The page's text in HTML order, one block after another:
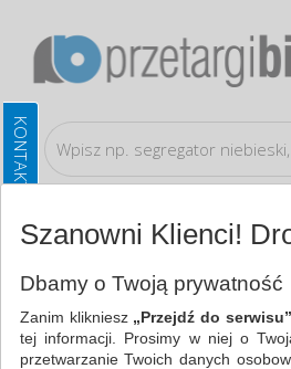
Prezentacja Akcesoria
WSZYSTKIE KATEGORIE
Szanowni Klienci!
Dbamy o Twoją prywatność
Zanim klikniesz „Przejdź do serwisu”
tej informacji. Prosimy w niej o
przetwarzanie Twoich danych